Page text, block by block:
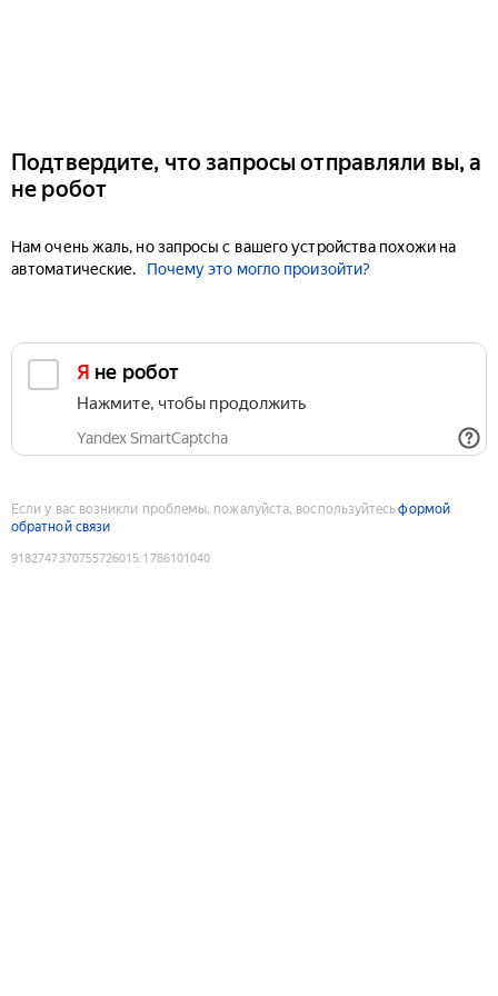
Подтвердите, что запросы отправляли вы, а
не робот
Нам очень жаль, но запросы с вашего устройства похожи на
автоматические.
Почему это могло произойти?
Я не робот
Нажмите, чтобы продолжить
Yandex SmartCaptcha
Если у вас возникли проблемы, пожалуйста, воспользуйтесьформой
обратной связи
9182747370755726015:1786101040